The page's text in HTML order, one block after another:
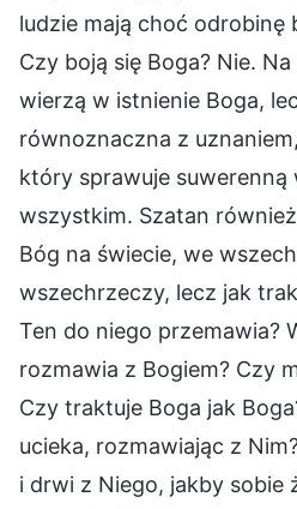
ludzie mają choć odrobinę
Czy boją się Boga? Nie.
wierzą w istnienie Boga,
równoznaczna z
który sprawuje suwerenną
wszystkim. Szatan
Bóg na świecie, we
wszechrzeczy, lecz jak
Ten do niego przemawia?
rozmawia z Bogiem? Czy
Czy traktuje Boga jak
ucieka, rozmawiając z
i drwi z Niego, jakby sobie